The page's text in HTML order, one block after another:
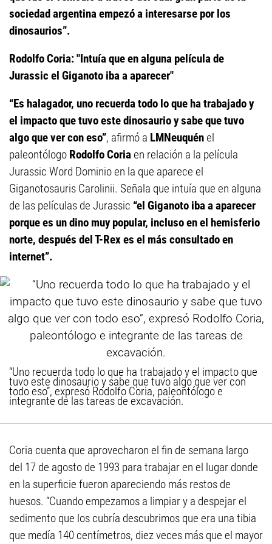
sociedad argentina empezó a interesarse por los
dinosaurios”.
Rodolfo Coria: "Intuía que en alguna película de
Jurassic el Giganoto iba a aparecer"
“Es halagador, uno recuerda todo lo que ha trabajado y
el impacto que tuvo este dinosaurio y sabe que tuvo
algo que ver con eso”, afirmó a LMNeuquénel
paleontólogo Rodolfo Coriaen relación a la película
Jurassic Word Dominio en la que aparece el
Giganotosauris Carolinii. Señala que intuía que en alguna
de las películas de Jurassic “el Giganoto iba a aparecer
porque es un dino muy popular, incluso en el hemisferio
norte, después del T-Rex es el más consultado en
internet”.
“Uno recuerda todo lo que ha trabajado y el impacto que
tuvo este dinosaurio y sabe que tuvo algo que ver con
todo eso”, expresó Rodolfo Coria, paleontólogo e
integrante de las tareas de excavación.
Coria cuenta que aprovecharon el fin de semana largo
del 17 de agosto de 1993 para trabajar en el lugar donde
en la superficie fueron apareciendo más restos de
huesos. “Cuando empezamos a limpiar y a despejar el
sedimento que los cubría descubrimos que era una tibia
que medía 140 centímetros, diez veces más que el mayor